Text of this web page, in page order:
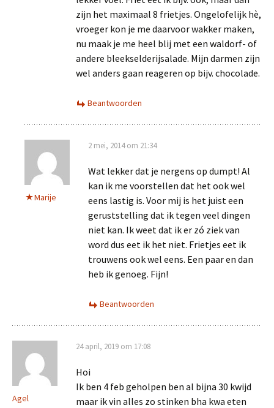
zijn het maximaal 8 frietjes. Ongelofelijk hè,
vroeger kon je me daarvoor wakker maken,
nu maak je me heel blij met een waldorf- of
andere bleekselderijsalade. Mijn darmen zijn
wel anders gaan reageren op bijv. chocolade.
Beantwoorden
Marije
2 mei, 2014 om 21:34
Wat lekker dat je nergens op dumpt! Al
kan ik me voorstellen dat het ook wel
eens lastig is. Voor mij is het juist een
geruststelling dat ik tegen veel dingen
niet kan. Ik weet dat ik er zó ziek van
word dus eet ik het niet. Frietjes eet ik
trouwens ook wel eens. Een paar en dan
heb ik genoeg. Fijn!
Beantwoorden
Agel
24 april, 2019 om 17:08
Hoi
Ik ben 4 feb geholpen ben al bijna 30 kwijd
maar ik vin alles zo stinken bha kwa eten